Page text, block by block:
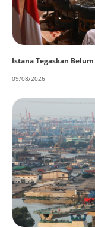
Istana Tegaskan
09/08/2026